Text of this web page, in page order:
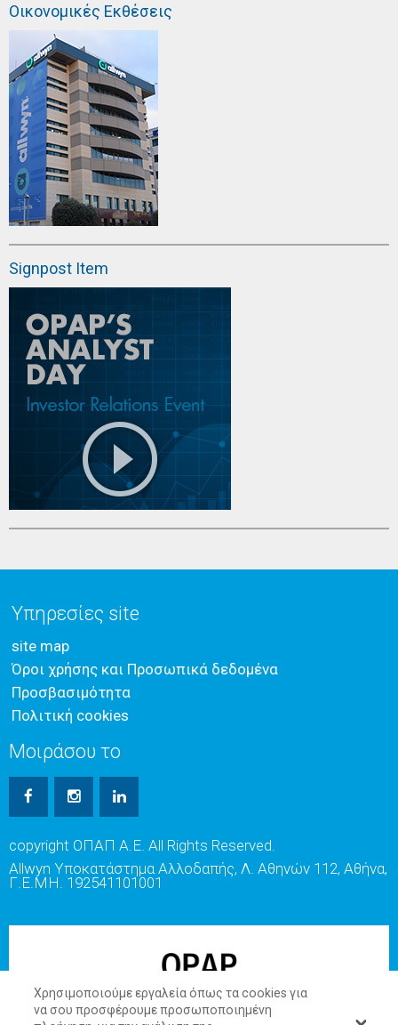
Οικονομικές Εκθέσεις
Signpost Item
Υπηρεσίες site
site map
Όροι χρήσης και Προσωπικά δεδομένα
Προσβασιμότητα
Πολιτική cookies
Μοιράσου το
copyright ΟΠΑΠ Α.Ε. All Rights Reserved.
Allwyn Υποκατάστημα Αλλοδαπής, Λ. Αθηνών 112, Αθήνα,
Γ.Ε.ΜΗ. 192541101001
Χρησιμοποιούμε εργαλεία όπως τα cookies για
να σου προσφέρουμε προσωποποιημένη